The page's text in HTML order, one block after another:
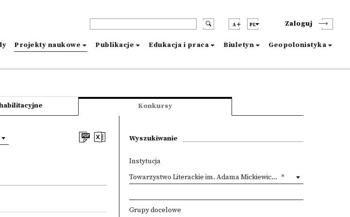
A PL Zaloguj
Projekty naukowe Publikacje Edukacja i praca Biuletyn Geopolonistyka
Konkursy
Wyszukiwanie
Instytucja
Towarzystwo Literackie im. Adama Mickiewicza Oddział Warszawski TLiAM
Grupy docelowe